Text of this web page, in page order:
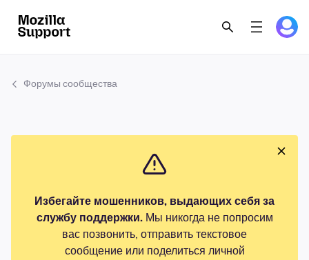
Форумы сообщества
Избегайте мошенников, выдающих себя за
службу поддержки.Мы никогда не попросим
вас позвонить, отправить текстовое
сообщение или поделиться личной